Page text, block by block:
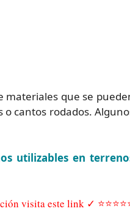
materiales que se
cantos rodados.
utilizables en
visita este link ✓